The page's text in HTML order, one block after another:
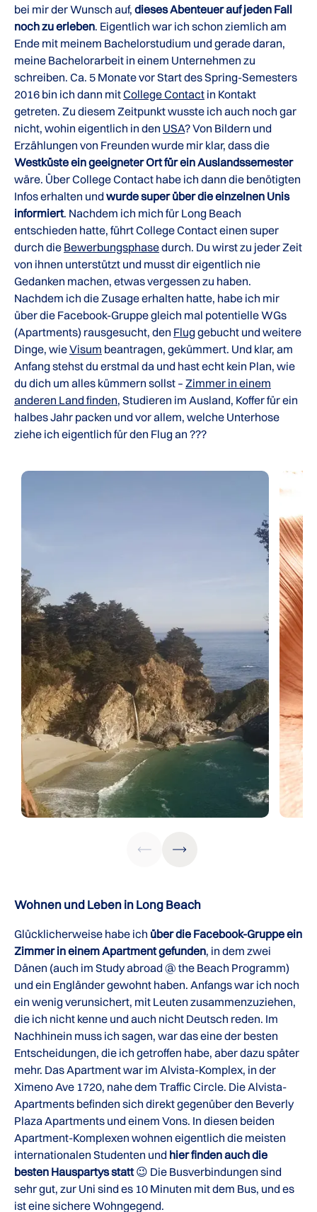
bei mir der Wunsch auf, dieses Abenteuer auf jeden Fall
noch zu erleben. Eigentlich war ich schon ziemlich am
Ende mit meinem Bachelorstudium und gerade daran,
meine Bachelorarbeit in einem Unternehmen zu
schreiben. Ca. 5 Monate vor Start des Spring-Semesters
2016 bin ich dann mitCollege Contact in Kontakt
getreten. Zu diesem Zeitpunkt wusste ich auch noch gar
nicht, wohin eigentlich in den USA? Von Bildern und
Erzählungen von Freunden wurde mir klar, dass die
Westküste ein geeigneter Ort für ein Auslandssemester
wäre. Über College Contact habe ich dann die benötigten
Infos erhalten und wurde super über die einzelnen Unis
informiert. Nachdem ich mich für Long Beach
entschieden hatte, führt College Contact einen super
durch die Bewerbungsphasedurch. Du wirst zu jeder Zeit
von ihnen unterstützt und musst dir eigentlich nie
Gedanken machen, etwas vergessen zu haben.
Nachdem ich die Zusage erhalten hatte, habe ich mir
über die Facebook-Gruppe gleich mal potentielle WGs
(Apartments) rausgesucht, den Flug gebucht und weitere
Dinge, wieVisum beantragen, gekümmert. Und klar, am
Anfang stehst du erstmal da und hast echt kein Plan, wie
du dich um alles kümmern sollst – Zimmer in einem
anderen Land finden, Studieren im Ausland, Koffer für ein
halbes Jahr packen und vor allem, welche Unterhose
ziehe ich eigentlich für den Flug an ???
Wohnen und Leben in Long Beach
Glücklicherweise habe ich über die Facebook-Gruppe ein
Zimmer in einem Apartment gefunden, in dem zwei
Dänen (auch im Study abroad @ the Beach Programm)
und ein Engländer gewohnt haben. Anfangs war ich noch
ein wenig verunsichert, mit Leuten zusammenzuziehen,
die ich nicht kenne und auch nicht Deutsch reden. Im
Nachhinein muss ich sagen, war das eine der besten
Entscheidungen, die ich getroffen habe, aber dazu später
mehr. Das Apartment war im Alvista-Komplex, in der
Ximeno Ave 1720, nahe dem Traffic Circle. Die Alvista-
Apartments befinden sich direkt gegenüber den Beverly
Plaza Apartments und einem Vons. In diesen beiden
Apartment-Komplexen wohnen eigentlich die meisten
internationalen Studenten und hier finden auch die
besten Hauspartys statt😉 Die Busverbindungen sind
sehr gut, zur Uni sind es 10 Minuten mit dem Bus, und es
ist eine sichere Wohngegend.